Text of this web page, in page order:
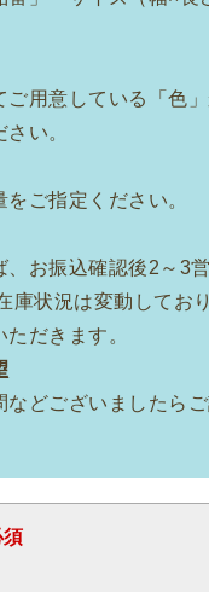
ご用意している「色
い。
をご指定ください。
、お振込確認後2～3
庫状況は変動してお
だきます。
などございましたら